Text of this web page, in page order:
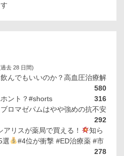
去 28 日間)
んでもいいのか？高血圧治療解
580
ント？#shorts
316
ロマゼパムはやや強めの抗不安
292
アリスが薬局で買える！
知ら
選
#4位が衝撃 #ED治療薬 #市
278